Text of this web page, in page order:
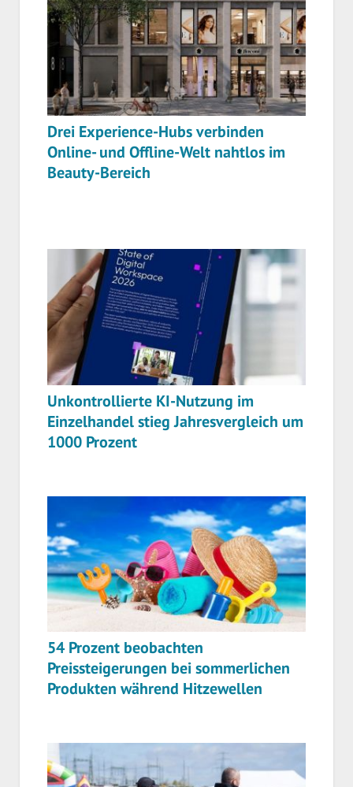
Drei Experience-Hubs verbinden
Online- und Offline-Welt nahtlos im
Beauty-Bereich
Unkontrollierte KI-Nutzung im
Einzelhandel stieg Jahresvergleich um
1000 Prozent
54 Prozent beobachten
Preissteigerungen bei sommerlichen
Produkten während Hitzewellen